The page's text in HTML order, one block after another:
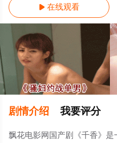
 在线观看
剧情介绍 我要评分
飘花电影网国产剧《千香》